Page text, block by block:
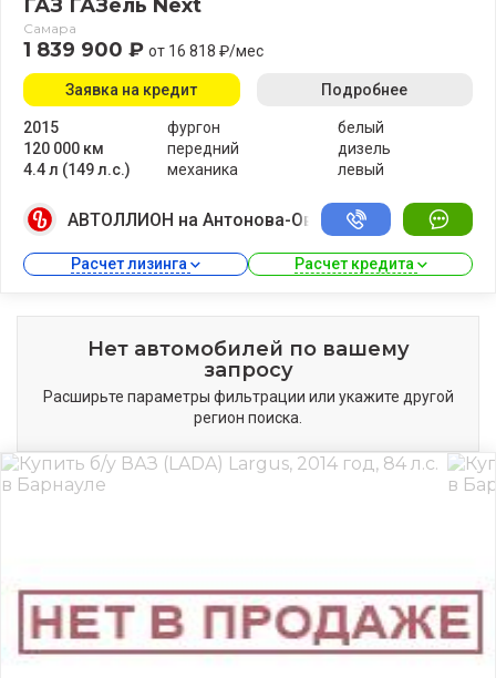
ГАЗ ГАЗель Next
Самара
1 839 900 ₽ от 16 818 ₽/мес
2015
120 000 км
4.4 л (149 л.с.)
фургон
передний
механика
белый
дизель
левый
Заявка на кредит Подробнее
АВТОЛЛИОН на Антонова-Овсеенко
Расчет лизинга Расчет кредита
Нет автомобилей по вашему
запросу
Расширьте параметры фильтрации или укажите другой
регион поиска.